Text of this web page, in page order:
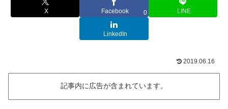
X Facebook 0 LINE
LinkedIn
2019.06.16
記事内に広告が含まれています。